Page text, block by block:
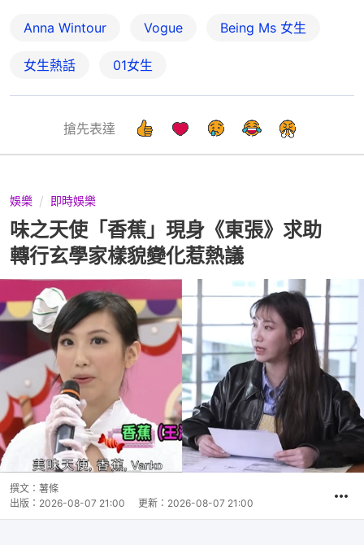
Anna Wintour Vogue Being Ms 女生
女生熱話 01女生
搶先表達
娛樂 即時娛樂
味之天使「香蕉」現身《東張》求助
轉行玄學家樣貌變化惹熱議
撰文： 薯條
出版： 2026-08-07 21:00 更新： 2026-08-07 21:00